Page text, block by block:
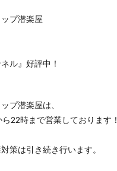
プ潜楽屋
ル』好評中！
プ潜楽屋は、
22時まで営業しております！
策は引き続き行います。